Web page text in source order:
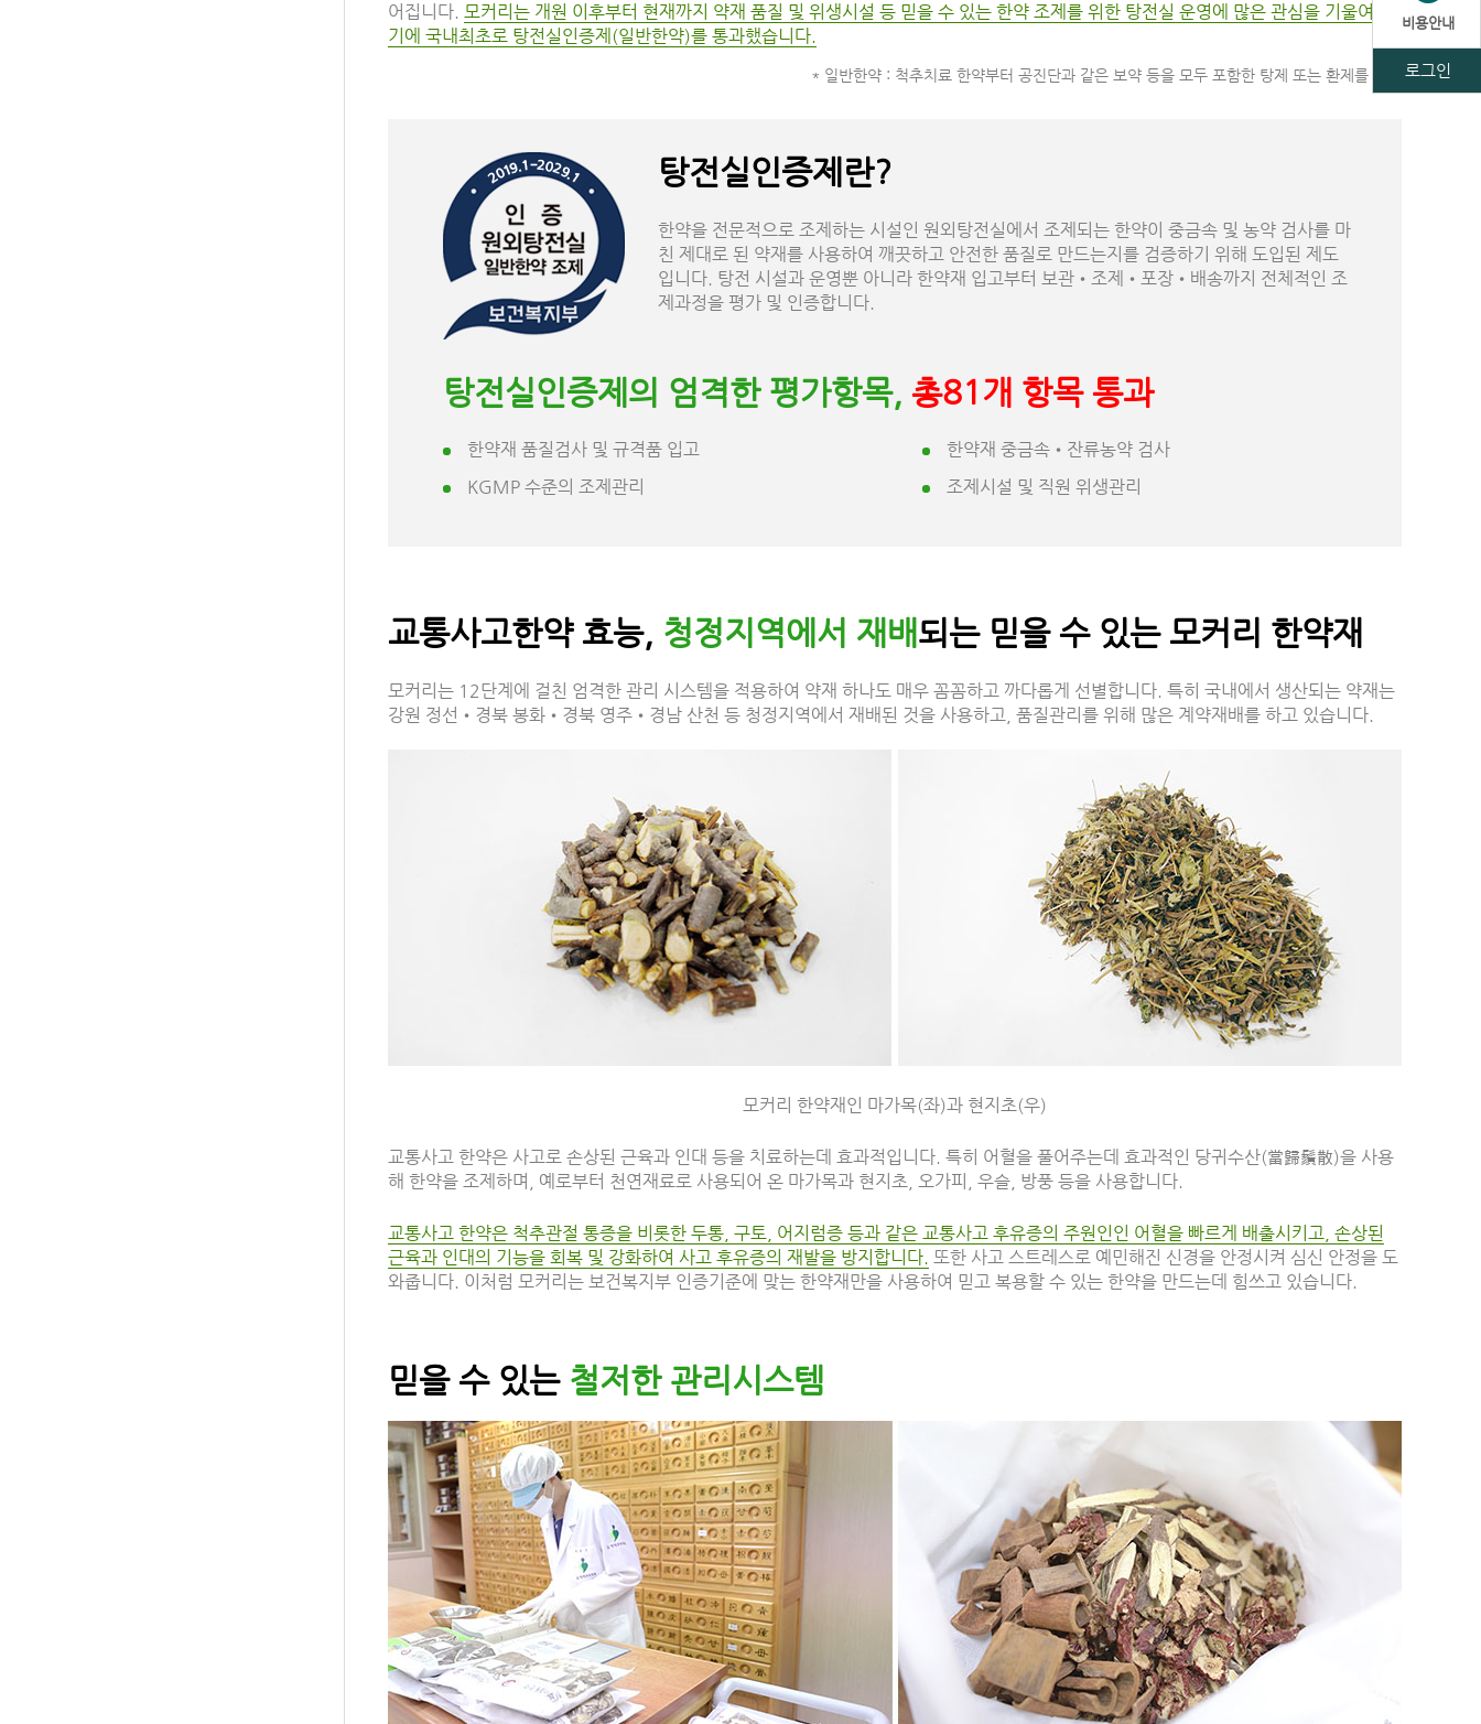
어집니다. 모커리는 개원 이후부터 현재까지 약재 품질 및 위생시설 등 믿을 수 있는 한약 조제를 위한 탕전실 운영에 많은 관심을 기울여왔
기에 국내최초로 탕전실인증제(일반한약)를 통과했습니다.
* 일반한약 : 척추치료 한약부터 공진단과 같은 보약 등을 모두 포함한 탕제 또는 환제를 의미
탕전실인증제란?
한약을 전문적으로 조제하는 시설인 원외탕전실에서 조제되는 한약이 중금속 및 농약 검사를 마
친 제대로 된 약재를 사용하여 깨끗하고 안전한 품질로 만드는지를 검증하기 위해 도입된 제도
입니다. 탕전 시설과 운영뿐 아니라 한약재 입고부터 보관•조제•포장•배송까지 전체적인 조
제과정을 평가 및 인증합니다.
탕전실인증제의 엄격한 평가항목, 총81개 항목 통과
한약재 품질검사 및 규격품 입고
한약재 중금속•잔류농약 검사
KGMP 수준의 조제관리
조제시설 및 직원 위생관리
교통사고한약 효능, 청정지역에서 재배되는 믿을 수 있는 모커리 한약재
모커리는 12단계에 걸친 엄격한 관리 시스템을 적용하여 약재 하나도 매우 꼼꼼하고 까다롭게 선별합니다. 특히 국내에서 생산되는 약재는
강원 정선•경북 봉화•경북 영주•경남 산천 등 청정지역에서 재배된 것을 사용하고, 품질관리를 위해 많은 계약재배를 하고 있습니다.
모커리 한약재인 마가목(좌)과 현지초(우)
교통사고 한약은 사고로 손상된 근육과 인대 등을 치료하는데 효과적입니다. 특히 어혈을 풀어주는데 효과적인 당귀수산(當歸鬚散)을 사용
해 한약을 조제하며, 예로부터 천연재료로 사용되어 온 마가목과 현지초, 오가피, 우슬, 방풍 등을 사용합니다.
교통사고 한약은 척추관절 통증을 비롯한 두통, 구토, 어지럼증 등과 같은 교통사고 후유증의 주원인인 어혈을 빠르게 배출시키고, 손상된
근육과 인대의 기능을 회복 및 강화하여 사고 후유증의 재발을 방지합니다. 또한 사고 스트레스로 예민해진 신경을 안정시켜 심신 안정을 도
와줍니다. 이처럼 모커리는 보건복지부 인증기준에 맞는 한약재만을 사용하여 믿고 복용할 수 있는 한약을 만드는데 힘쓰고 있습니다.
믿을 수 있는 철저한 관리시스템
비용안내
로그인